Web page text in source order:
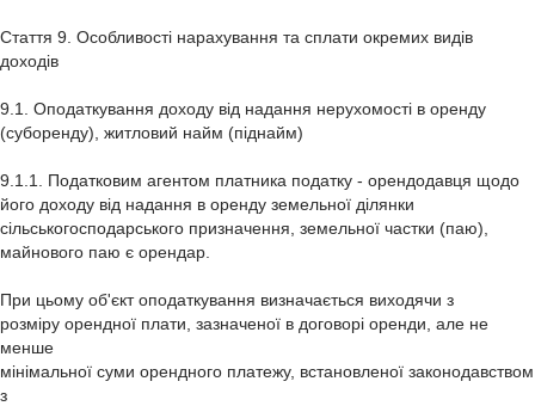
Стаття 9. Особливості нарахування та сплати окремих видів
доходів
9.1. Оподаткування доходу від надання нерухомості в оренду
(суборенду), житловий найм (піднайм)
9.1.1. Податковим агентом платника податку - орендодавця щодо
його доходу від надання в оренду земельної ділянки
сільськогосподарського призначення, земельної частки (паю),
майнового паю є орендар.
При цьому об'єкт оподаткування визначається виходячи з
розміру орендної плати, зазначеної в договорі оренди, але не
менше
мінімальної суми орендного платежу, встановленої законодавством
з